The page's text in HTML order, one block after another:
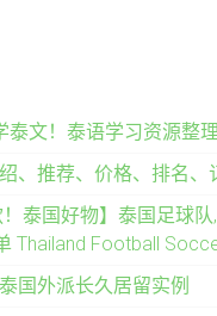
泰文！泰语学习资源整理
、推荐、价格、排名、
！泰国好物】泰国足球
Thailand Football
国外派长久居留实例